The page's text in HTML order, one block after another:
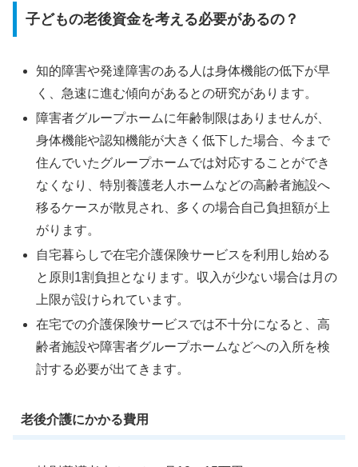
子どもの老後資金を考える必要があるの？
知的障害や発達障害のある人は身体機能の低下が早
く、急速に進む傾向があるとの研究があります。
障害者グループホームに年齢制限はありませんが、
身体機能や認知機能が大きく低下した場合、今まで
住んでいたグループホームでは対応することができ
なくなり、特別養護老人ホームなどの高齢者施設へ
移るケースが散見され、多くの場合自己負担額が上
がります。
自宅暮らしで在宅介護保険サービスを利用し始める
と原則1割負担となります。収入が少ない場合は月の
上限が設けられています。
在宅での介護保険サービスでは不十分になると、高
齢者施設や障害者グループホームなどへの入所を検
討する必要が出てきます。
老後介護にかかる費用